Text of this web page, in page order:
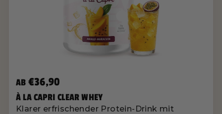
AB €36,90
À LA CAPRI CLEAR WHEY
Klarer erfrischender Protein-Drink mit